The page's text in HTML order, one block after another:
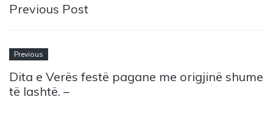
Previous Post
Previous
Dita e Verës festë pagane me origjinë shume
të lashtë. –